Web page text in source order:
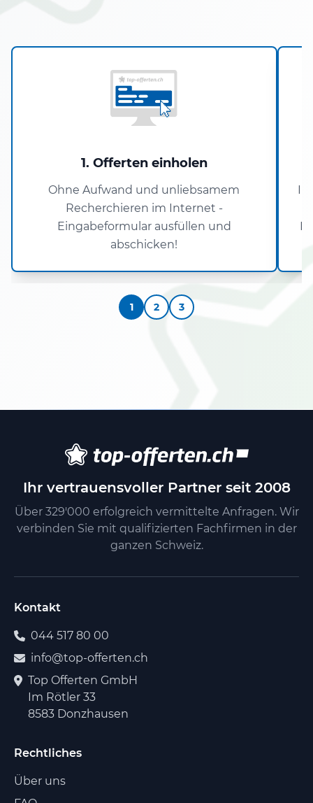
1. Offerten einholen
Ohne Aufwand und unliebsamem
Recherchieren im Internet -
Eingabeformular ausfüllen und
abschicken!
1 2 3
Ihr vertrauensvoller Partner seit 2008
Über 329'000 erfolgreich vermittelte Anfragen. Wir
verbinden Sie mit qualifizierten Fachfirmen in der
ganzen Schweiz.
Kontakt
044 517 80 00
info@top-offerten.ch
Top Offerten GmbH
Im Rötler 33
8583 Donzhausen
Rechtliches
Über uns